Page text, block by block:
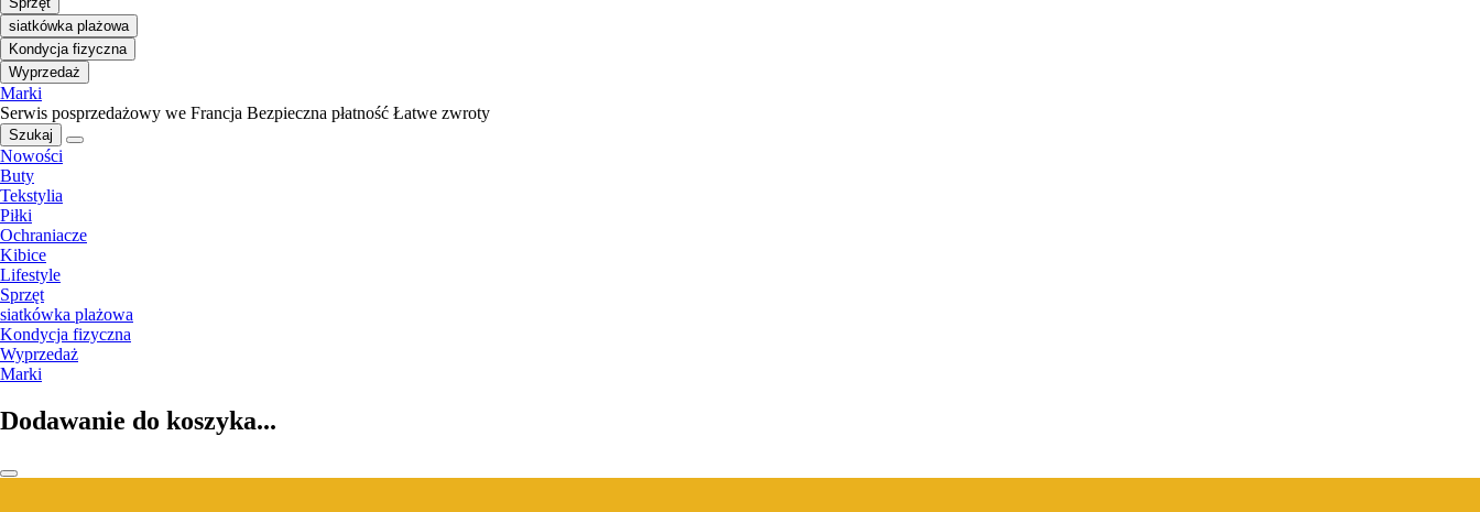
siatkówka plażowa
Kondycja fizyczna
Wyprzedaż
Marki
Serwis posprzedażowy we Francja Bezpieczna płatność Łatwe zwroty
Szukaj
Nowości
Buty
Tekstylia
Piłki
Ochraniacze
Kibice
Lifestyle
Sprzęt
siatkówka plażowa
Kondycja fizyczna
Wyprzedaż
Marki
Dodawanie do koszyka...